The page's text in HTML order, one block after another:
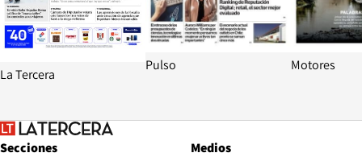
La Tercera
Pulso Motores
Secciones
Medios